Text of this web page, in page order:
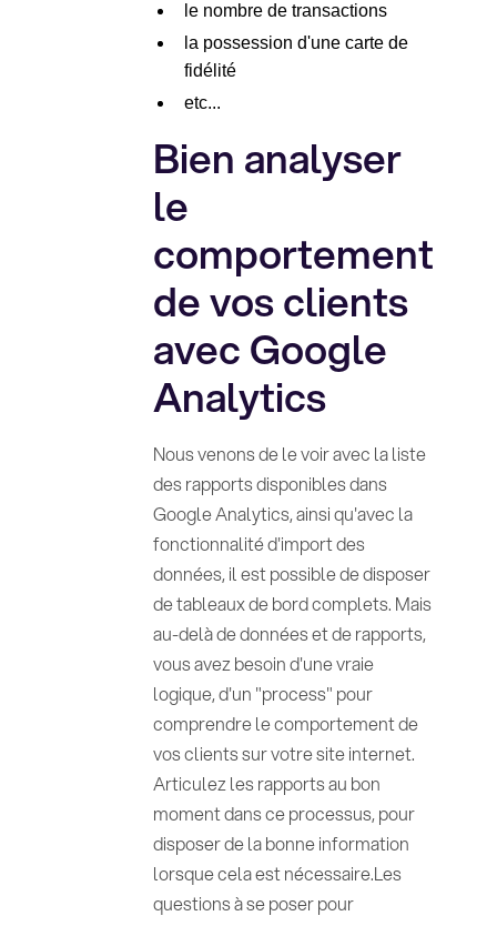
le nombre de transactions
la possession d'une carte de
fidélité
etc...
Bien analyser
le
comportement
de vos clients
avec Google
Analytics
Nous venons de le voir avec la liste
des rapports disponibles dans
Google Analytics, ainsi qu'avec la
fonctionnalité d'import des
données, il est possible de disposer
de tableaux de bord complets. Mais
au-delà de données et de rapports,
vous avez besoin d'une vraie
logique, d'un "process" pour
comprendre le comportement de
vos clients sur votre site internet.
Articulez les rapports au bon
moment dans ce processus, pour
disposer de la bonne information
lorsque cela est nécessaire.Les
questions à se poser pour